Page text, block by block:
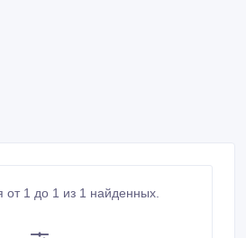
1 до 1 из 1 найденных.